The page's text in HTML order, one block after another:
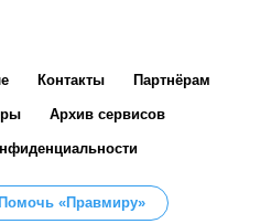
Контакты Партнёрам
Архив сервисов
Помочь «Правмиру»